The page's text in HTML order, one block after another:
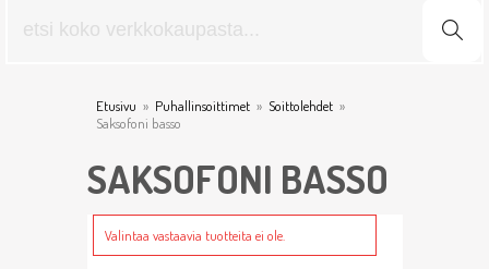
Etusivu » Puhallinsoittimet » Soittolehdet »
Saksofoni basso
SAKSOFONI BASSO
Valintaa vastaavia tuotteita ei ole.